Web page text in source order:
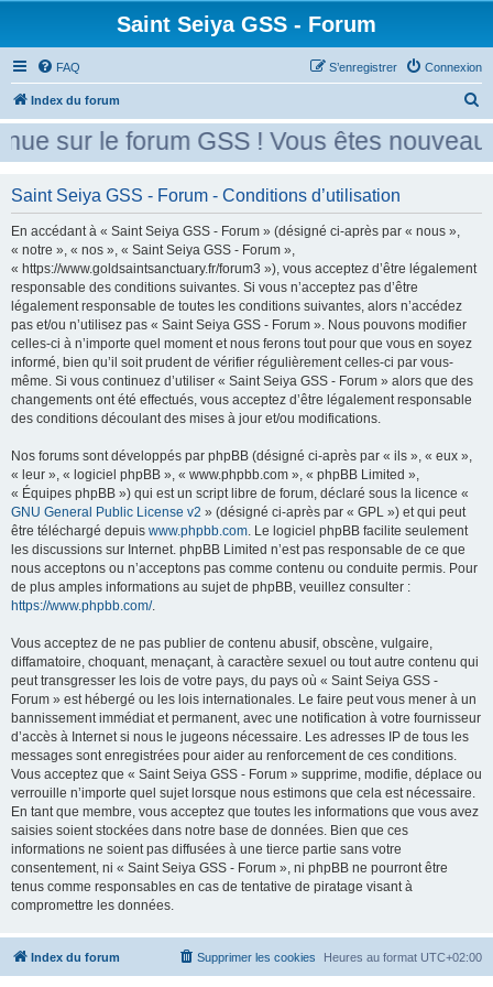
Saint Seiya GSS - Forum
FAQ Connexion
S’enregistrer
Index du forum
e
c
sur le forum GSS ! Vous êtes
Saint Seiya GSS - Forum - Conditions d’utilisation
En accédant à « Saint Seiya GSS - Forum » (désigné ci-après par « nous »,
« notre », « nos », « Saint Seiya GSS - Forum »,
« https://www.goldsaintsanctuary.fr/forum3 »), vous acceptez d’être légalement
responsable des conditions suivantes. Si vous n’acceptez pas d’être
légalement responsable de toutes les conditions suivantes, alors n’accédez
pas et/ou n’utilisez pas « Saint Seiya GSS - Forum ». Nous pouvons modifier
celles-ci à n’importe quel moment et nous ferons tout pour que vous en soyez
informé, bien qu’il soit prudent de vérifier régulièrement celles-ci par vous-
même. Si vous continuez d’utiliser « Saint Seiya GSS - Forum » alors que des
changements ont été effectués, vous acceptez d’être légalement responsable
des conditions découlant des mises à jour et/ou modifications.
Nos forums sont développés par phpBB (désigné ci-après par « ils », « eux »,
« leur », « logiciel phpBB », « www.phpbb.com », « phpBB Limited »,
« Équipes phpBB ») qui est un script libre de forum, déclaré sous la licence «
GNU General Public License v2 » (désigné ci-après par « GPL ») et qui peut
être téléchargé depuis www.phpbb.com. Le logiciel phpBB facilite seulement
les discussions sur Internet. phpBB Limited n’est pas responsable de ce que
nous acceptons ou n’acceptons pas comme contenu ou conduite permis. Pour
de plus amples informations au sujet de phpBB, veuillez consulter :
https://www.phpbb.com/.
Vous acceptez de ne pas publier de contenu abusif, obscène, vulgaire,
diffamatoire, choquant, menaçant, à caractère sexuel ou tout autre contenu qui
peut transgresser les lois de votre pays, du pays où « Saint Seiya GSS -
Forum » est hébergé ou les lois internationales. Le faire peut vous mener à un
bannissement immédiat et permanent, avec une notification à votre fournisseur
d’accès à Internet si nous le jugeons nécessaire. Les adresses IP de tous les
messages sont enregistrées pour aider au renforcement de ces conditions.
Vous acceptez que « Saint Seiya GSS - Forum » supprime, modifie, déplace ou
verrouille n’importe quel sujet lorsque nous estimons que cela est nécessaire.
En tant que membre, vous acceptez que toutes les informations que vous avez
saisies soient stockées dans notre base de données. Bien que ces
informations ne soient pas diffusées à une tierce partie sans votre
consentement, ni « Saint Seiya GSS - Forum », ni phpBB ne pourront être
tenus comme responsables en cas de tentative de piratage visant à
compromettre les données.
Index du forum Heures au format UTC+02:00
Supprimer les cookies